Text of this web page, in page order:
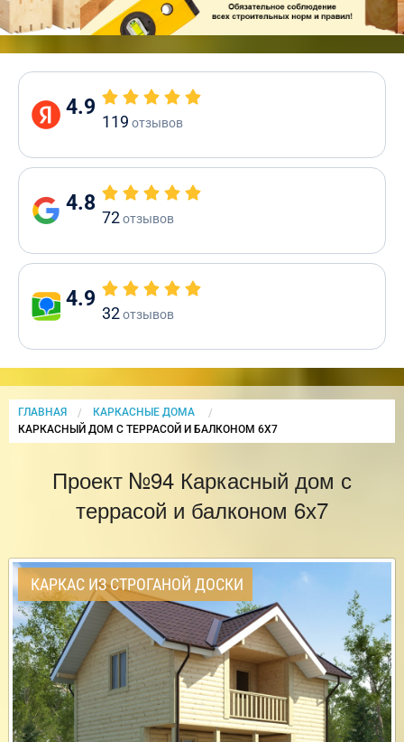
4.9
119 отзывов
4.8
72отзывов
4.9
32отзывов
ГЛАВНАЯ
КАРКАСНЫЕ ДОМА
CURRENT:
КАРКАСНЫЙ ДОМ С ТЕРРАСОЙ И БАЛКОНОМ 6Х7
Проект №94 Каркасный дом с
террасой и балконом 6х7
КАРКАС ИЗ СТРОГАНОЙ ДОСКИ